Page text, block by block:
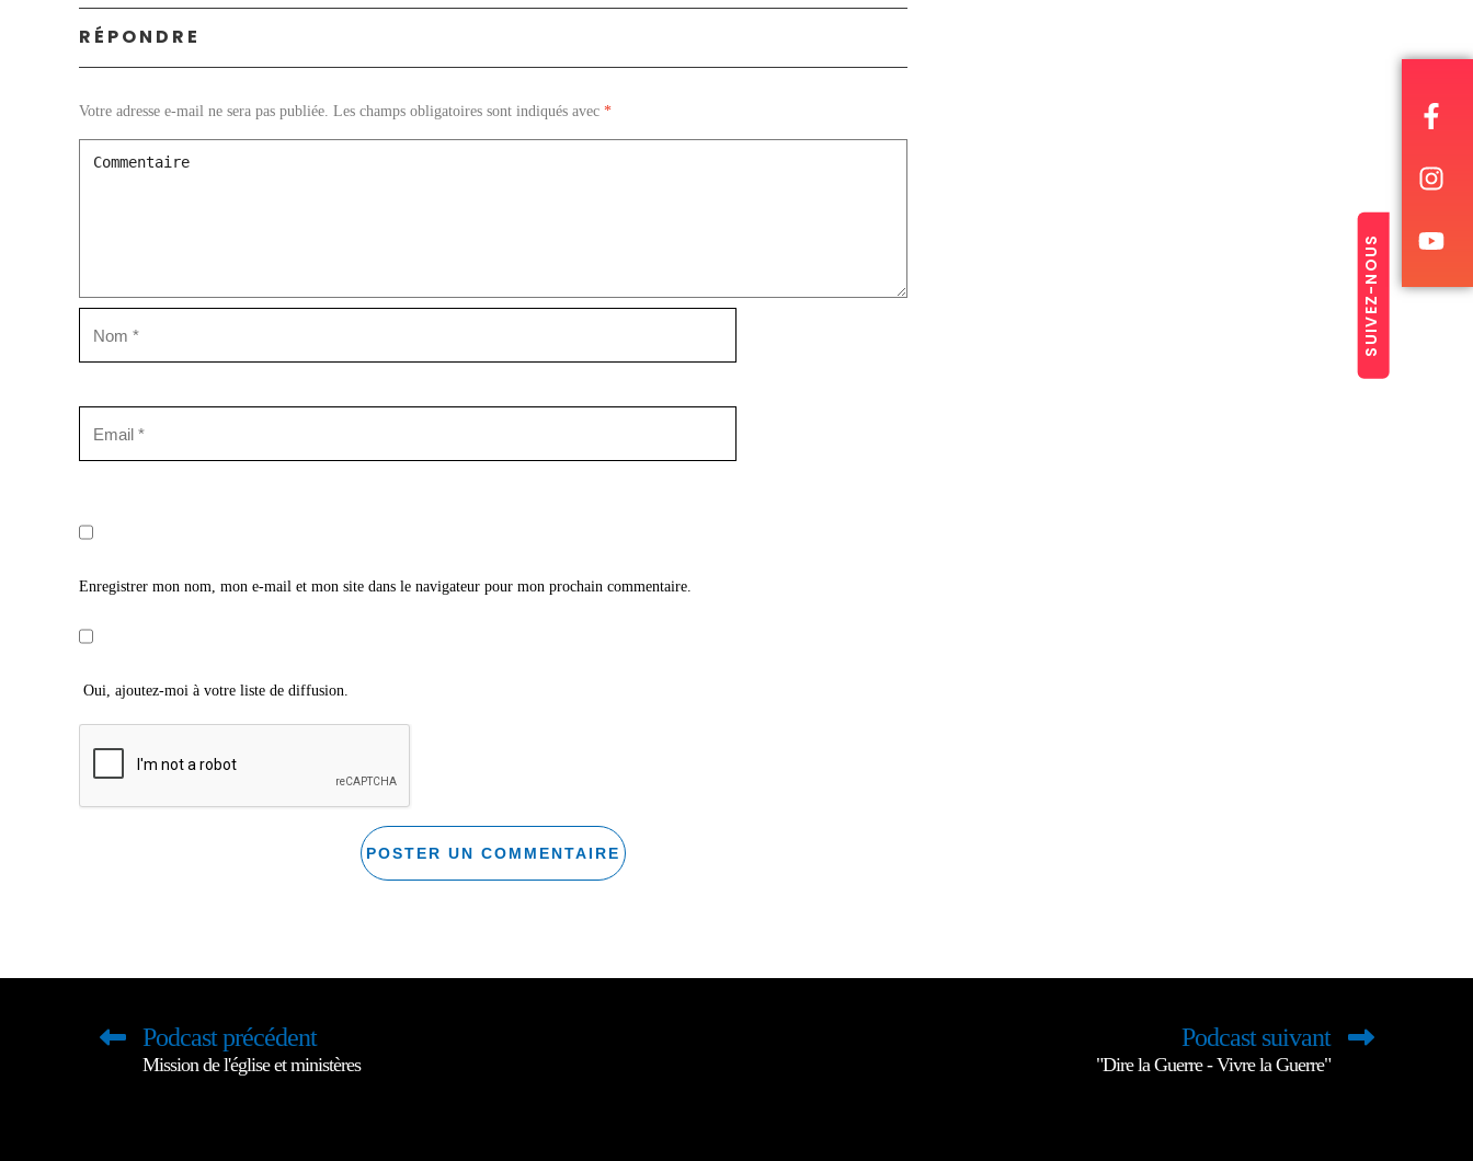
SUIVEZ-NOUS
RÉPONDRE
Votre adresse e-mail ne sera pas publiée. Les champs obligatoires sont indiqués avec *
Enregistrer mon nom, mon e-mail et mon site dans le navigateur pour mon prochain commentaire.
Oui, ajoutez-moi à votre liste de diffusion.
Podcast précédent
Mission de l'église et ministères
Podcast suivant
"Dire la Guerre - Vivre la Guerre"